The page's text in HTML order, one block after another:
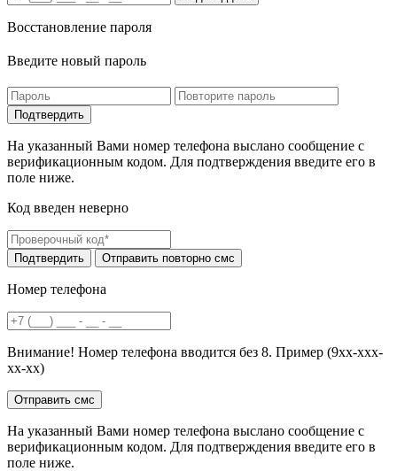
Восстановление пароля
Введите новый пароль
На указанный Вами номер телефона выслано сообщение с
верификационным кодом. Для подтверждения введите его в
поле ниже.
Код введен неверно
Номер телефона
Внимание! Номер телефона вводится без 8. Пример (9хх-ххх-
хх-хх)
На указанный Вами номер телефона выслано сообщение с
верификационным кодом. Для подтверждения введите его в
поле ниже.